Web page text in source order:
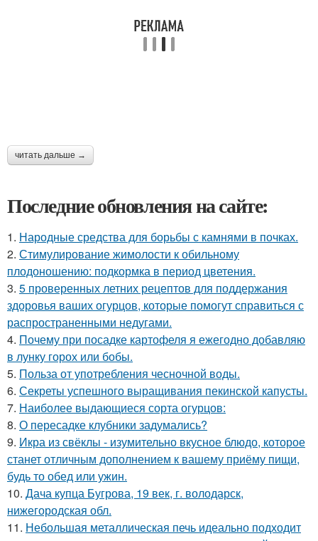
читать дальше →
Последние обновления на сайте:
1. Народные средства для борьбы с камнями в почках.
2. Стимулирование жимолости к обильному
плодоношению: подкормка в период цветения.
3. 5 проверенных летних рецептов для поддержания
здоровья ваших огурцов, которые помогут справиться с
распространенными недугами.
4. Почему при посадке картофеля я ежегодно добавляю
в лунку горох или бобы.
5. Польза от употребления чесночной воды.
6. Секреты успешного выращивания пекинской капусты.
7. Наиболее выдающиеся сорта огурцов:
8. О пересадке клубники задумались?
9. Икра из свёклы - изумительно вкусное блюдо, которое
станет отличным дополнением к вашему приёму пищи,
будь то обед или ужин.
10. Дача купца Бугрова, 19 век, г. володарск,
нижегородская обл.
11. Небольшая металлическая печь идеально подходит